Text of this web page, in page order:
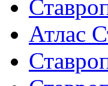
Атлас